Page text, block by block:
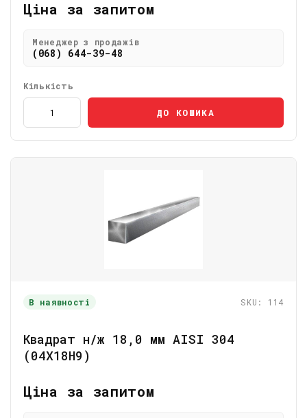
Ціна за запитом
Менеджер з продажів
(068) 644-39-48
Кількість
ДО КОШИКА
В наявності SKU: 114
Квадрат н/ж 18,0 мм AISI 304
(04Х18Н9)
Ціна за запитом